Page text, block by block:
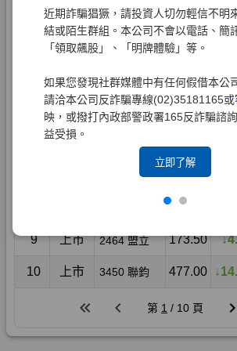
近期詐騙猖獗，請投資人切勿輕信不明
結或陌生群組。本公司不會以電話、簡
「領取飆股」、「明牌體驗」等。
如果您發現社群媒體中有任何假借本公
請洽本公司反詐騙專線(02)35181165或
映，或撥打內政部警政署165反詐騙諮
益受損。
立即了解